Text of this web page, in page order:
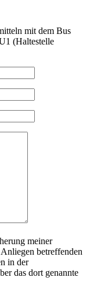
mit dem Bus
(Haltestelle
meiner
betreffenden
in der
das dort genannte